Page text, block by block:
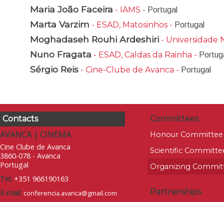
Maria João Faceira - IAMS - Portugal
Marta Varzim - ESAD, Matosinhos - Portugal
Moghadaseh Rouhi Ardeshiri - Universidade
Nuno Fragata - ESAD, Caldas da Rainha -
Sérgio Reis - Cine-Clube de Avanca - Portugal
Contacts
AVANCA | CINEMA
Cine Clube de Avanca
3860-078 - Avanca
Portugal
Tel: +351 966190163
E-mail: conferencia.avanca@gmail.com
Committees
Honour Committee
Scientific
Organizing
Partnerships